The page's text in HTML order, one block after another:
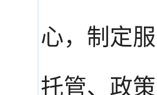
心，制定
托管、政